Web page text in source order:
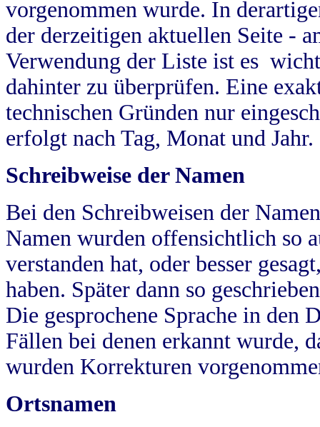
vorgenommen wurde. In
der derzeitigen aktuellen Seite -
Verwendung der Liste ist es
dahinter zu überprüfen. Eine
technischen Gründen nur
erfolgt nach Tag, Monat und Jahr.
Schreibweise der Namen
Bei den Schreibweisen der
Namen wurden offensichtlich so
verstanden hat, oder besser
haben. Später dann so
Die gesprochene Sprache in
Fällen bei denen erkannt wurde,
wurden Korrekturen
Ortsnamen